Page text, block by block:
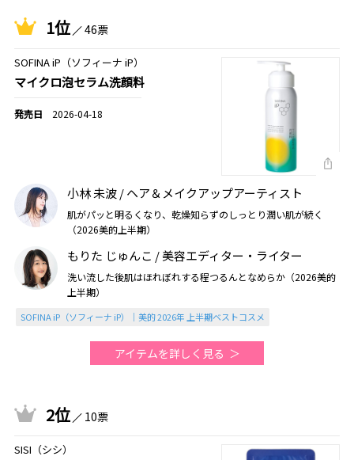
1位 46票
SOFINA iP（ソフィーナ iP）
マイクロ泡セラム洗顔料
2026-04-18
小林 未波 / ヘア＆メイクアップアーティスト
肌がパッと明るくなり、乾燥知らずのしっとり潤い肌が続く
（2026美的上半期）
もりた じゅんこ / 美容エディター・ライター
洗い流した後肌はほれぼれする程つるんとなめらか（2026美的
上半期）
SOFINA iP（ソフィーナ iP）｜美的 2026年 上半期ベストコスメ
アイテムを詳しく見る
2位 10票
SISI（シシ）